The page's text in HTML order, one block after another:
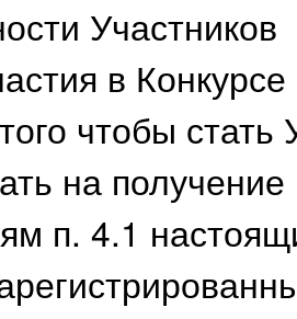
Участников
в
чтобы стать
на
п. 4.1